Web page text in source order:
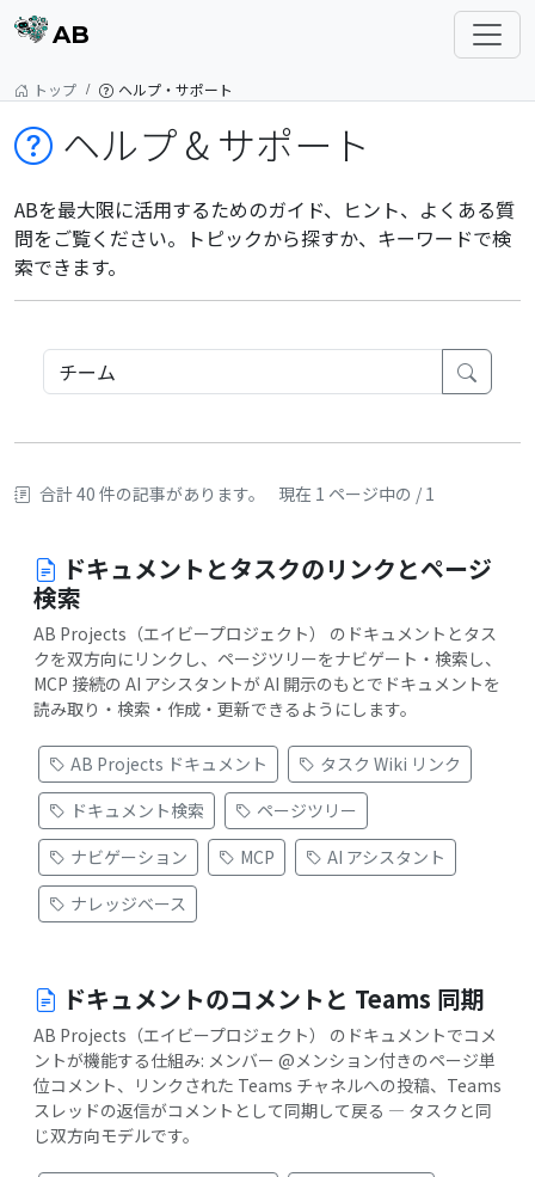
AB
トップ ヘルプ・サポート
ヘルプ & サポート
ABを最大限に活用するためのガイド、ヒント、よくある質
問をご覧ください。トピックから探すか、キーワードで検
索できます。
合計 40 件の記事があります。 現在 1 ページ中の / 1
ドキュメントとタスクのリンクとページ
検索
AB Projects（エイビープロジェクト） のドキュメントとタス
クを双方向にリンクし、ページツリーをナビゲート・検索し、
MCP 接続の AI アシスタントが AI 開示のもとでドキュメントを
読み取り・検索・作成・更新できるようにします。
AB Projects ドキュメント
タスク Wiki リンク
ドキュメント検索
ページツリー
ナビゲーション
MCP
AI アシスタント
ナレッジベース
ドキュメントのコメントと Teams 同期
AB Projects（エイビープロジェクト） のドキュメントでコメ
ントが機能する仕組み: メンバー @メンション付きのページ単
位コメント、リンクされた Teams チャネルへの投稿、Teams
スレッドの返信がコメントとして同期して戻る — タスクと同
じ双方向モデルです。